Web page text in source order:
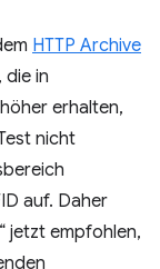
HTTP Archive
die in
erhalten,
nicht
auf. Daher
jetzt empfohlen,